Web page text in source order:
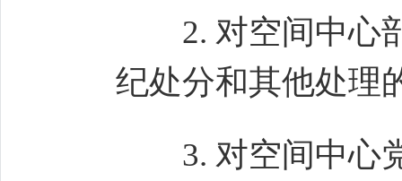
2. 对空间中心
纪处分和其他处理
3. 对空间中心